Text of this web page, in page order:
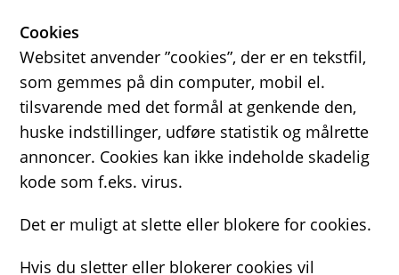
Cookies
Websitet anvender ”cookies”, der er en tekstfil,
som gemmes på din computer, mobil el.
tilsvarende med det formål at genkende den,
huske indstillinger, udføre statistik og målrette
annoncer. Cookies kan ikke indeholde skadelig
kode som f.eks. virus.
Det er muligt at slette eller blokere for cookies.
Hvis du sletter eller blokerer cookies vil